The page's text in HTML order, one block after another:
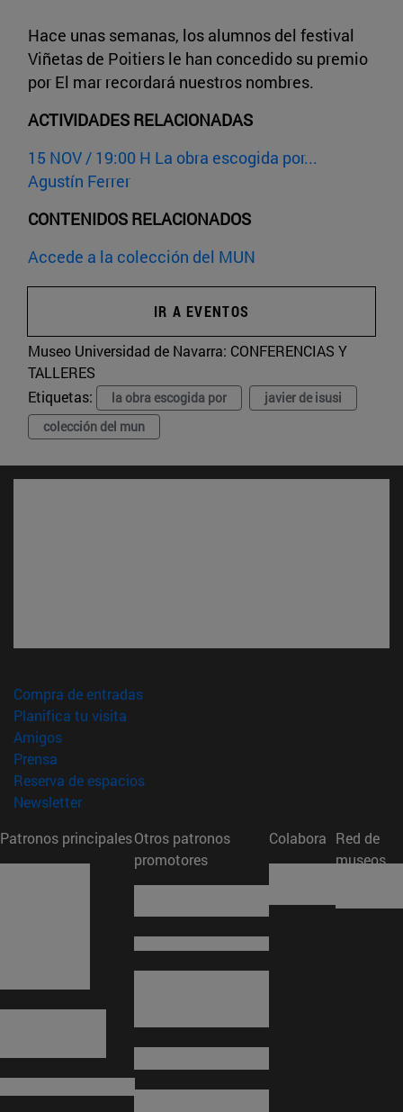
Hace unas semanas, los alumnos del festival
Viñetas de Poitiers le han concedido su premio
por El mar recordará nuestros nombres.
ACTIVIDADES RELACIONADAS
15 NOV / 19:00 H La obra escogida por...
Agustín Ferrer
CONTENIDOS RELACIONADOS
Accede a la colección del MUN
IR A EVENTOS
Museo Universidad de Navarra: CONFERENCIAS Y
TALLERES
Etiquetas:
la obra escogida por
javier de isusi
colección del mun
Compra de entradas(abre en nueva ventana)
Planifica tu visita
Amigos(abre en nueva ventana)
Prensa
Reserva de espacios(abre en nueva ventana)
Newsletter(abre en nueva ventana)
Patronos principalesOtros patronos
promotores
Colabora Red de
museos